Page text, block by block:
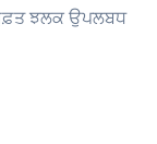
ਝਲਕ ਉਪਲਬਧ